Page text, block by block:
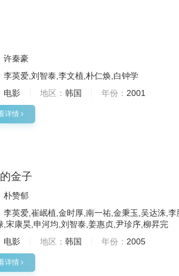
许秦豪
李英爱,刘智泰,李文植,朴仁焕,白钟学
电影 地区： 韩国 年份： 2001
详情
金子
朴赞郁
李英爱,崔岷植,金时厚,南一祐,金秉玉,吴达洙,
,宋康昊,申河均,刘智泰,姜惠贞,尹珍序,柳昇完
电影 地区： 韩国 年份： 2005
详情